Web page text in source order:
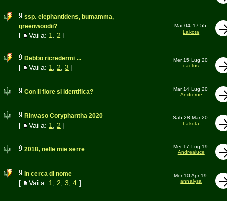
ssp. elephantidens, bumamma,
greenwoodii?
[ Vai a: 1 2 ]
Mar 04 17:55
Lakota
Debbo ricredermi ...
[ Vai a: 1 2 3 ]
Mer 15 Lug 20
cactus
Con il fiore si identifica?
Mar 14 Lug 20
Andreroe
Rinvaso Coryphantha 2020
[ Vai a: 1 2 ]
Sab 28 Mar 20
Lakota
2018, nelle mie serre
Mer 17 Lug 19
Andrealuce
In cerca di nome
[ Vai a: 1 2 3 4]
Mer 10 Apr 19
annalysa